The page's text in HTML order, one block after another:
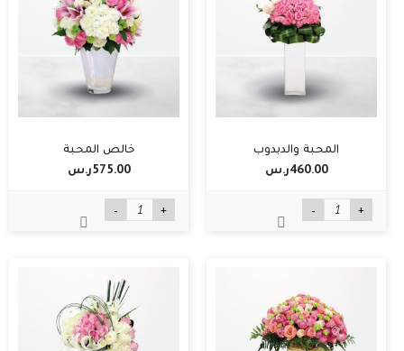
المحبة والدبدوب
460.00ر.س‏
- +
خالص المحبة
575.00ر.س‏
- +